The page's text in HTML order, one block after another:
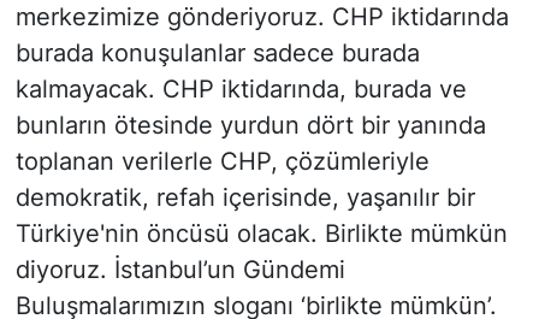
merkezimize gönderiyoruz. CHP iktidarında
burada konuşulanlar sadece burada
kalmayacak. CHP iktidarında, burada ve
bunların ötesinde yurdun dört bir yanında
toplanan verilerle CHP, çözümleriyle
demokratik, refah içerisinde, yaşanılır bir
Türkiye'nin öncüsü olacak. Birlikte mümkün
diyoruz. İstanbul’un Gündemi
Buluşmalarımızın sloganı ‘birlikte mümkün’.